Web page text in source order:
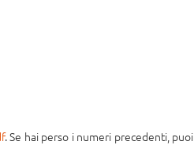
. Se hai perso i numeri precedenti, puoi